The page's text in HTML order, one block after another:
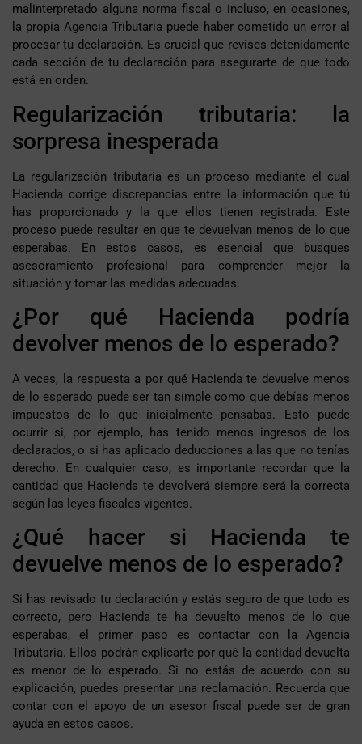
malinterpretado alguna norma fiscal o incluso, en ocasiones,
la propia Agencia Tributaria puede haber cometido un error al
procesar tu declaración. Es crucial que revises detenidamente
cada sección de tu declaración para asegurarte de que todo
está en orden.
Regularización tributaria: la
sorpresa inesperada
La regularización tributaria es un proceso mediante el cual
Hacienda corrige discrepancias entre la información que tú
has proporcionado y la que ellos tienen registrada. Este
proceso puede resultar en que te devuelvan menos de lo que
esperabas. En estos casos, es esencial que busques
asesoramiento profesional para comprender mejor la
situación y tomar las medidas adecuadas.
¿Por qué Hacienda podría
devolver menos de lo esperado?
A veces, la respuesta a por qué Hacienda te devuelve menos
de lo esperado puede ser tan simple como que debías menos
impuestos de lo que inicialmente pensabas. Esto puede
ocurrir si, por ejemplo, has tenido menos ingresos de los
declarados, o si has aplicado deducciones a las que no tenías
derecho. En cualquier caso, es importante recordar que la
cantidad que Hacienda te devolverá siempre será la correcta
según las leyes fiscales vigentes.
¿Qué hacer si Hacienda te
devuelve menos de lo esperado?
Si has revisado tu declaración y estás seguro de que todo es
correcto, pero Hacienda te ha devuelto menos de lo que
esperabas, el primer paso es contactar con la Agencia
Tributaria. Ellos podrán explicarte por qué la cantidad devuelta
es menor de lo esperado. Si no estás de acuerdo con su
explicación, puedes presentar una reclamación. Recuerda que
contar con el apoyo de un asesor fiscal puede ser de gran
ayuda en estos casos.